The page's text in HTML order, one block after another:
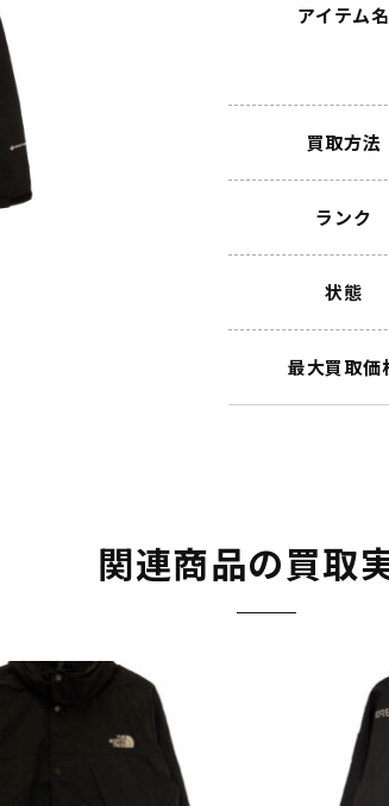
アイテム名
買取方法
ランク
状態
最大買取価
関連商品の買取